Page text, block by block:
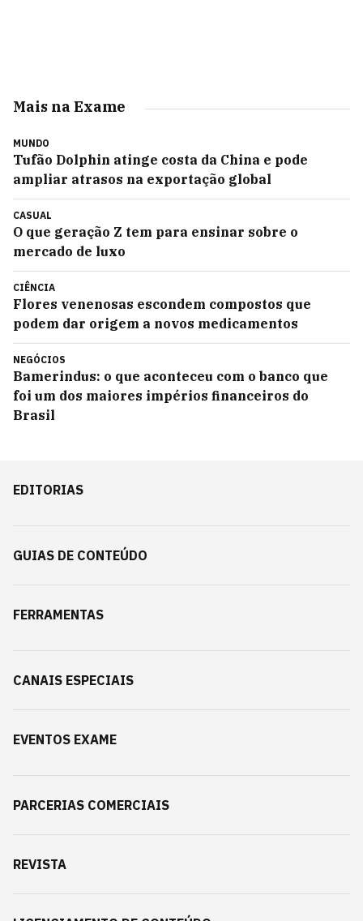
Mais na Exame
MUNDO
Tufão Dolphin atinge costa da China e pode
ampliar atrasos na exportação global
CASUAL
O que geração Z tem para ensinar sobre o
mercado de luxo
CIÊNCIA
Flores venenosas escondem compostos que
podem dar origem a novos medicamentos
NEGÓCIOS
Bamerindus: o que aconteceu com o banco que
foi um dos maiores impérios financeiros do
Brasil
EDITORIAS
GUIAS DE CONTEÚDO
FERRAMENTAS
CANAIS ESPECIAIS
EVENTOS EXAME
PARCERIAS COMERCIAIS
REVISTA